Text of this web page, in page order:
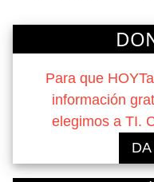
Para que
información
elegimos a TI.